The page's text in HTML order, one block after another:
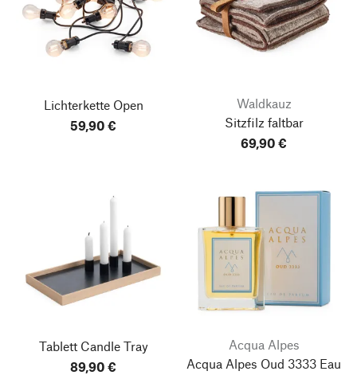
Lichterkette Open
59,90 €
Waldkauz
Sitzfilz faltbar
69,90 €
Tablett Candle Tray
89,90 €
Acqua Alpes
Acqua Alpes Oud 3333 Eau